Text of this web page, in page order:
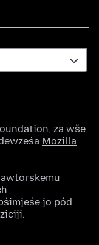
, za wše
Mozilla
jo pód